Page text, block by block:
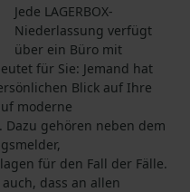
Jede LAGERBOX-
Niederlassung verfügt
über ein Büro mit
für Sie: Jemand hat
Blick auf Ihre
moderne
Dazu gehören neben dem
für den Fall der Fälle.
dass an allen